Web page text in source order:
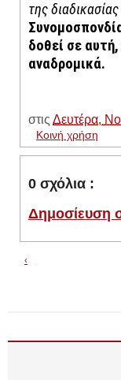
της
δοθεί σε
αναδρομικά.
στις Δευτέρα,
Κοινή χρήση
0 σχόλια :
Δημοσίευση
‹